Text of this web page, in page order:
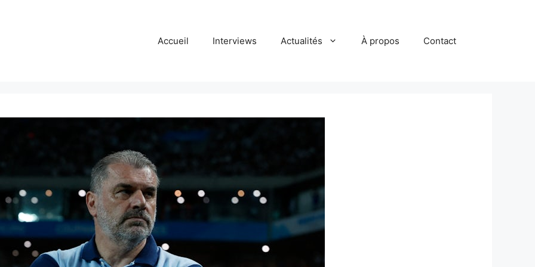
Accueil Interviews Actualités À propos Contact